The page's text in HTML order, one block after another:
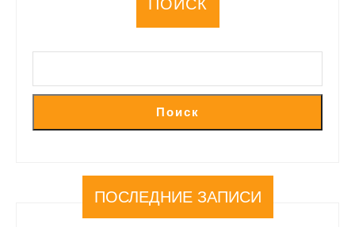
ПОИСК
Поиск
ПОСЛЕДНИЕ ЗАПИСИ